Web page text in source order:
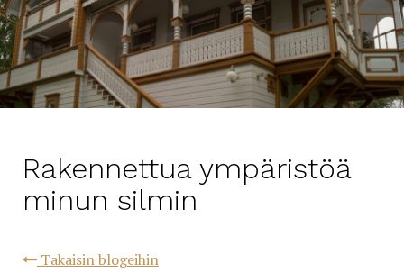
Rakennettua ympäristöä
minun silmin
Takaisin blogeihin